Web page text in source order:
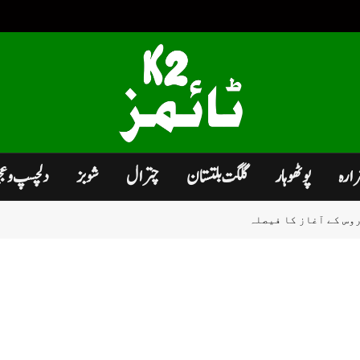
پوٹھوہار گلگت بلتستان چترال شوبز دلچسپ و
کے آغاز کا فیصلہ